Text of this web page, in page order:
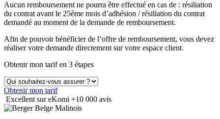
Aucun remboursement ne pourra être effectué en cas de : résiliation
du contrat avant le 25ème mois d’adhésion / résiliation du contrat
demandé au moment de la demande de remboursement.
Afin de pouvoir bénéficier de l’offre de remboursement, vous devez
réaliser votre demande directement sur votre espace client.
Obtenir mon tarif en 3 étapes
Obtenir mon tarif
Excellent sur eKomi +10 000 avis